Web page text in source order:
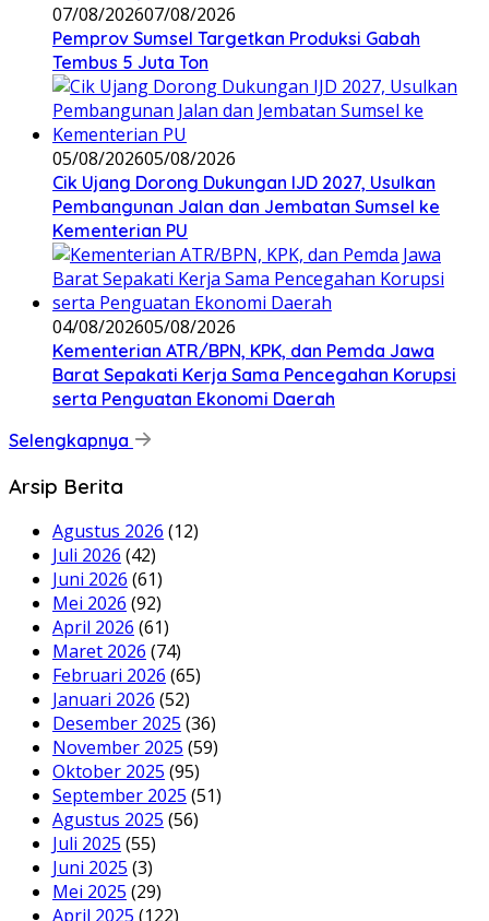
07/08/202607/08/2026
Pemprov Sumsel Targetkan Produksi Gabah
Tembus 5 Juta Ton
05/08/202605/08/2026
Cik Ujang Dorong Dukungan IJD 2027, Usulkan
Pembangunan Jalan dan Jembatan Sumsel ke
Kementerian PU
04/08/202605/08/2026
Kementerian ATR/BPN, KPK, dan Pemda Jawa
Barat Sepakati Kerja Sama Pencegahan Korupsi
serta Penguatan Ekonomi Daerah
Selengkapnya
Arsip Berita
Agustus 2026 (12)
Juli 2026 (42)
Juni 2026 (61)
Mei 2026 (92)
April 2026 (61)
Maret 2026 (74)
Februari 2026 (65)
Januari 2026 (52)
Desember 2025 (36)
November 2025 (59)
Oktober 2025 (95)
September 2025 (51)
Agustus 2025 (56)
Juli 2025 (55)
Juni 2025 (3)
Mei 2025 (29)
April 2025 (122)